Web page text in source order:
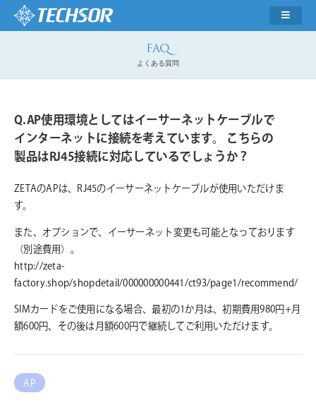
よくある質問
AP使用環境としてはイーサーネットケーブルで
インターネットに接続を考えています。 こちらの
製品はRJ45接続に対応しているでしょうか？
ZETAのAPは、RJ45のイーサーネットケーブルが使用いただけま
す。
また、オプションで、イーサーネット変更も可能となっております
（別途費用）。
http://zeta-
factory.shop/shopdetail/000000000441/ct93/page1/recommend/
SIMカードをご使用になる場合、最初の1か月は、初期費用980円+月
額600円、その後は月額600円で継続してご利用いただけます。
AP